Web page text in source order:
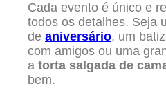
Cada evento é único e
todos os detalhes. Seja
de aniversário, um
com amigos ou uma
a torta salgada de
bem.